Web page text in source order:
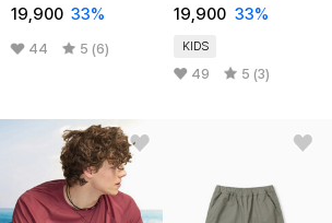
19,900 33%
44 5 (6)
19,900 33%
KIDS
49 5 (3)